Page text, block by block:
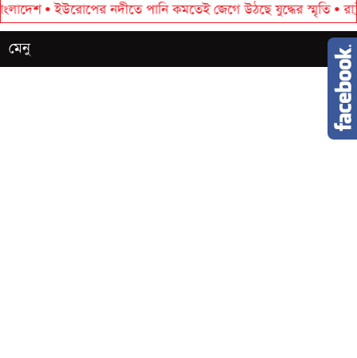
নদীতে পানি কমতেই জেগে উঠছে যুদ্ধের স্মৃতি•রাষ্ট্রপতি
মেনু